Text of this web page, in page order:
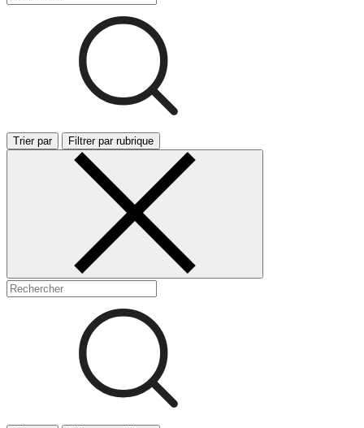
Trier par Filtrer par rubrique